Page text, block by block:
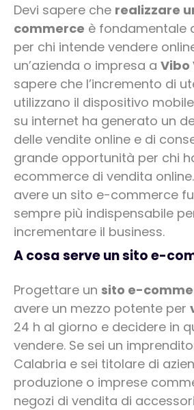
Devi sapere che realizzare
commerce è fondamentale
per chi intende vendere
un’azienda o impresa a Vibo
sapere che l’incremento di
utilizzano il dispositivo
su internet ha generato un
delle vendite online e di
grande opportunità per chi
ecommerce di vendita
avere un sito e-commerce
sempre più indispensabile
incrementare il business.
A cosa serve un sito e-
Progettare un sito e-
avere un mezzo potente per
24 h al giorno e decidere in
vendere. Se sei un
Calabria e sei titolare di
produzione o imprese
negozi di vendita di